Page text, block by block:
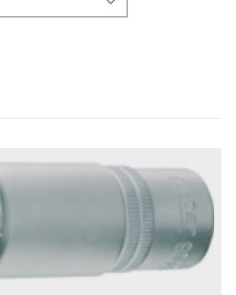
hinzufügen